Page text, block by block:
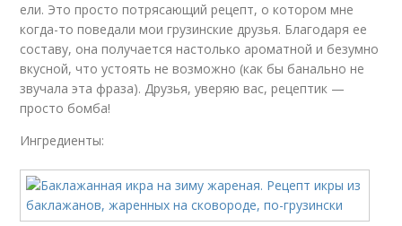
ели. Это просто потрясающий рецепт, о котором мне
когда-то поведали мои грузинские друзья. Благодаря ее
составу, она получается настолько ароматной и безумно
вкусной, что устоять не возможно (как бы банально не
звучала эта фраза). Друзья, уверяю вас, рецептик —
просто бомба!
Ингредиенты: